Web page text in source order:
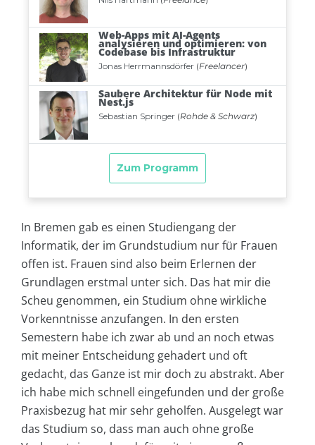
In Bremen gab es einen Studiengang der
Informatik, der im Grundstudium nur für Frauen
offen ist. Frauen sind also beim Erlernen der
Grundlagen erstmal unter sich. Das hat mir die
Scheu genommen, ein Studium ohne wirkliche
Vorkenntnisse anzufangen. In den ersten
Semestern habe ich zwar ab und an noch etwas
mit meiner Entscheidung gehadert und oft
gedacht, das Ganze ist mir doch zu abstrakt. Aber
ich habe mich schnell eingefunden und der große
Praxisbezug hat mir sehr geholfen. Ausgelegt war
das Studium so, dass man auch ohne große